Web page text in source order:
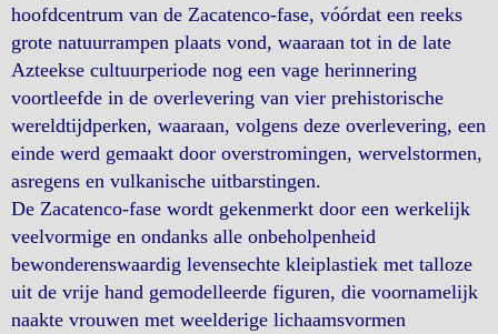
hoofdcentrum van de Zacatenco-fase, vóórdat een reeks
grote natuurrampen plaats vond, waaraan tot in de late
Azteekse cultuurperiode nog een vage herinnering
voortleefde in de overlevering van vier prehistorische
wereldtijdperken, waaraan, volgens deze overlevering, een
einde werd gemaakt door overstromingen, wervelstormen,
asregens en vulkanische uitbarstingen.
De Zacatenco-fase wordt gekenmerkt door een werkelijk
veelvormige en ondanks alle onbeholpenheid
bewonderenswaardig levensechte kleiplastiek met talloze
uit de vrije hand gemodelleerde figuren, die voornamelijk
naakte vrouwen met weelderige lichaamsvormen